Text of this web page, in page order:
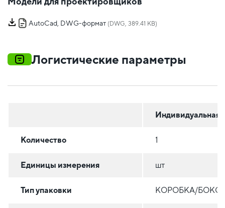
AutoCad, DWG-формат (DWG, 389.41 KB)
Логистические параметры
Индивидуальная
Количество 1
Единицы измерения шт
Тип упаковки КОРОБКА/БОКС